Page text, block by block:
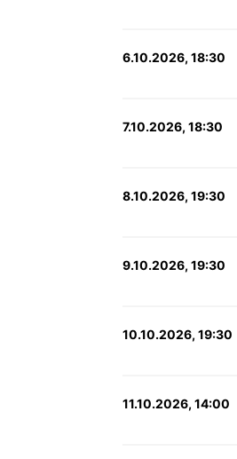
6.10.2026, 18:30
7.10.2026, 18:30
8.10.2026, 19:30
9.10.2026, 19:30
10.10.2026, 19:30
11.10.2026, 14:00